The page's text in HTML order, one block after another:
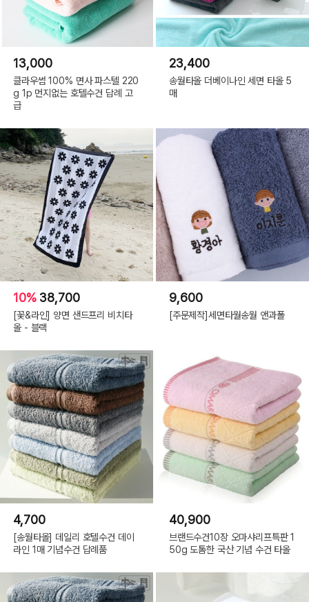
13,000
클라우썸 100% 면사 파스텔 220
g 1p 먼지없는 호텔수건 답례 고
급
23,400
송월타올 더베이나인 세면 타올 5
매
10% 38,700
[꽃&라인] 양면 샌드프리 비치타
올 - 블랙
9,600
[주문제작]세면타월송월 앤과폴
4,700
[송월타올] 데일리 호텔수건 데이
라인 1매 기념수건 답례품
40,900
브랜드수건10장 오마샤리프특판 1
50g 도톰한 국산 기념 수건 타올